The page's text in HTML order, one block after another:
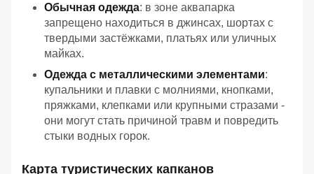
Обычная одежда: в зоне аквапарка
запрещено находиться в джинсах, шортах с
твердыми застёжками, платьях или уличных
майках.
Одежда с металлическими элементами:
купальники и плавки с молниями, кнопками,
пряжками, клепками или крупными стразами -
они могут стать причиной травм и повредить
стыки водных горок.
Карта туристических капканов